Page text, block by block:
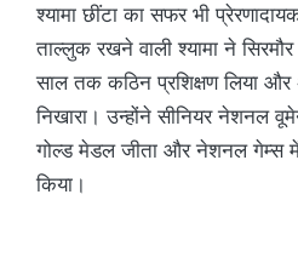
श्यामा छींटा का सफर भी
ताल्लुक रखने वाली श्यामा ने
साल तक कठिन प्रशिक्षण लिया
निखारा। उन्होंने सीनियर नेशनल
गोल्ड मेडल जीता और नेशनल गेम्स
किया।